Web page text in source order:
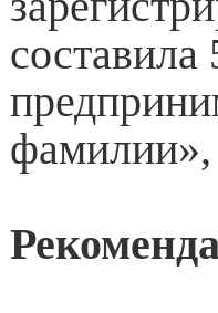
фамилии»,